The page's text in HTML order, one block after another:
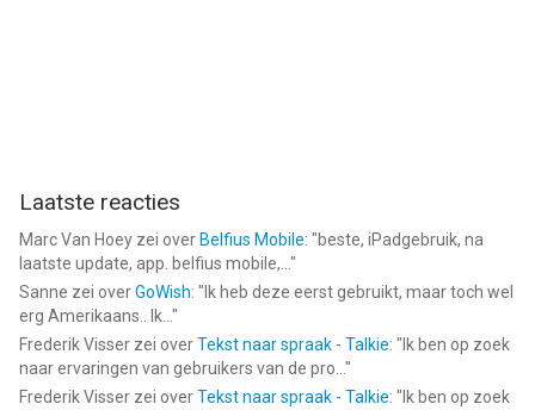
- De betaling wordt bij de bevestiging van de aankoop in
rekening gebracht op uw Apple ID-account.
- U kunt het abonnement of een gratis proefperiode op elk
moment opzeggen, maar ten minste 24 uur voor het einde van
de lopende periode. ANDERS wordt deze automatisch verlengd.
- Het account wordt binnen 24 uur voor het einde van de
lopende periode in rekening gebracht voor verlenging.
- U kunt het abonnement beheren en de automatische
Laatste reacties
Marc Van Hoey zei over Belfius Mobile: "beste, iPadgebruik, na
laatste update, app. belfius mobile,... "
Sanne zei overGoWish: " Ik heb deze eerst gebruikt, maar toch wel
erg Amerikaans.. Ik... "
Frederik Visser zei overTekst naar spraak - Talkie: " Ik ben op zoek
naar ervaringen van gebruikers van de pro... "
Frederik Visser zei overTekst naar spraak - Talkie: " Ik ben op zoek